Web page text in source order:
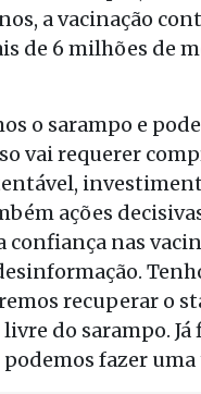
a vacinação
de 6 milhões de
o sarampo e
vai requerer
ações
nas
recuperar o
do sarampo. Já
podemos fazer uma